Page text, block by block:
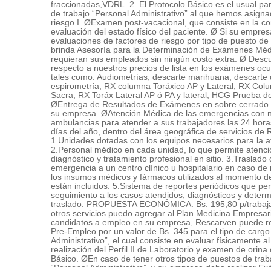
Representaciones ...
Misericordia a ?o...
Representaciones ...
Cl. el Recreo, Ed...
Representaciones ...
Vda. Bucare a Pte...
Representaciones ...
P?jaro a Zamuro, ...
Sport World De Ve...
Ca Tiuna, Tony, P...
Suministros Jjm Ca
Alma Mater, Edifi...
fraccionadas,VDRL. 2. El Protocolo Básico es el usual
de trabajo “Personal Administrativo” al que hemos
riesgo I. ØExamen post-vacacional, que consiste en la
evaluación del estado físico del paciente. Ø Si su
evaluaciones de factores de riesgo por tipo de puesto
brinda Asesoría para la Determinación de Exámenes
requieran sus empleados sin ningún costo extra. Ø
respecto a nuestros precios de lista en los exámenes
tales como: Audiometrías, descarte marihuana, descarte
espirometría, RX columna Toráxico AP y Lateral, RX
Sacra, RX Toráx Lateral AP ó PA y lateral, HCG Prueba
ØEntrega de Resultados de Exámenes en sobre
su empresa. ØAtención Médica de las emergencias con
ambulancias para atender a sus trabajadores las 24
días del año, dentro del área geográfica de servicios de
1.Unidades dotadas con los equipos necesarios para la
2.Personal médico en cada unidad, lo que permite
diagnóstico y tratamiento profesional en sitio. 3.Traslado
emergencia a un centro clínico u hospitalario en caso de
los insumos médicos y fármacos utilizados al momento
están incluidos. 5.Sistema de reportes periódicos que
seguimiento a los casos atendidos, diagnósticos y
traslado. PROPUESTA ECONÓMICA: Bs. 195,80 p/
otros servicios puedo agregar al Plan Medicina
candidatos a empleo en su empresa, Rescarven puede
Pre-Empleo por un valor de Bs. 345 para el tipo de cargo
Administrativo”, el cual consiste en evaluar físicamente
realización del Perfil II de Laboratorio y examen de orina
Básico. ØEn caso de tener otros tipos de puestos de